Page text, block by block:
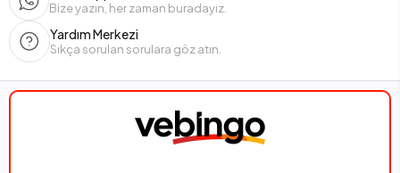
Bize yazın, her zaman buradayız.
Yardım Merkezi
Sıkça sorulan sorulara göz atın.